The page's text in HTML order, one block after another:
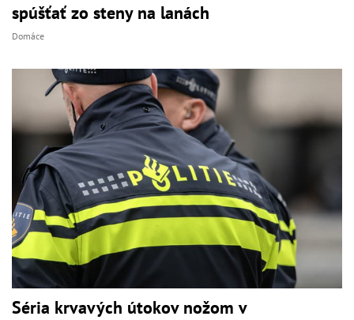
spúšťať zo steny na lanách
Domáce
Séria krvavých útokov nožom v